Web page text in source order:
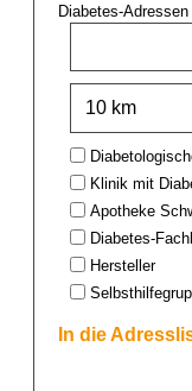
Diabetes-
Type:
Klinik mit
Apotheke
Diabetes-
Hersteller
In die